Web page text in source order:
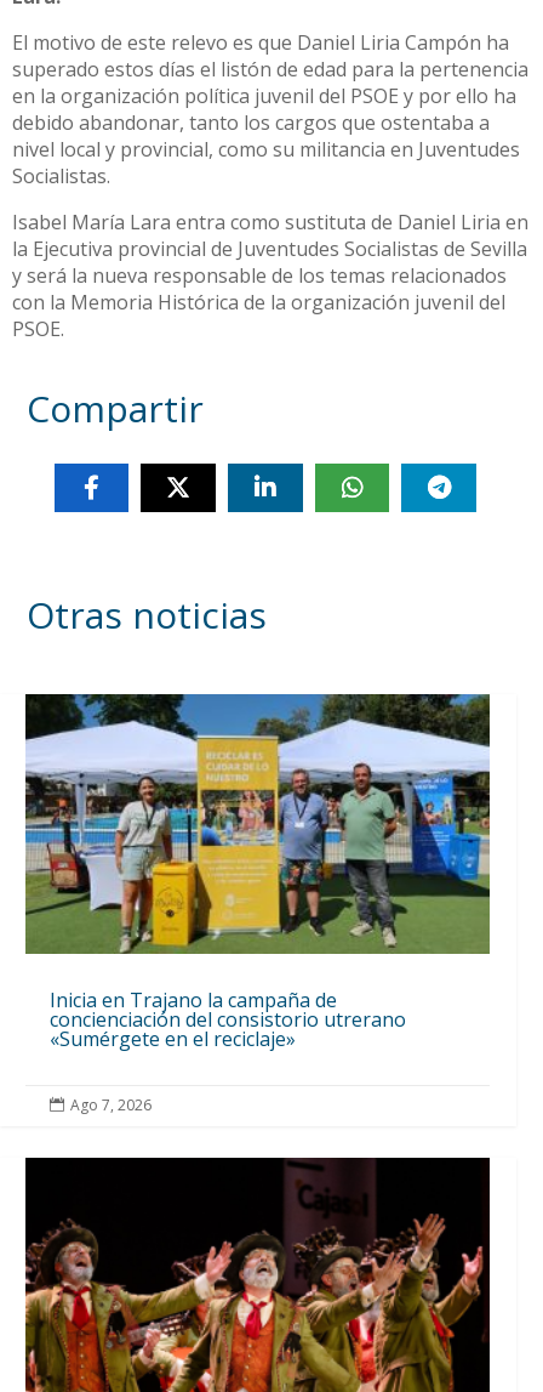
El motivo de este relevo es que Daniel Liria Campón ha
superado estos días el listón de edad para la pertenencia
en la organización política juvenil del PSOE y por ello ha
debido abandonar, tanto los cargos que ostentaba a
nivel local y provincial, como su militancia en Juventudes
Socialistas.
Isabel María Lara entra como sustituta de Daniel Liria en
la Ejecutiva provincial de Juventudes Socialistas de Sevilla
y será la nueva responsable de los temas relacionados
con la Memoria Histórica de la organización juvenil del
PSOE.
Compartir
Otras noticias
Inicia en Trajano la campaña de
concienciación del consistorio utrerano
«Sumérgete en el reciclaje»
 Ago 7, 2026